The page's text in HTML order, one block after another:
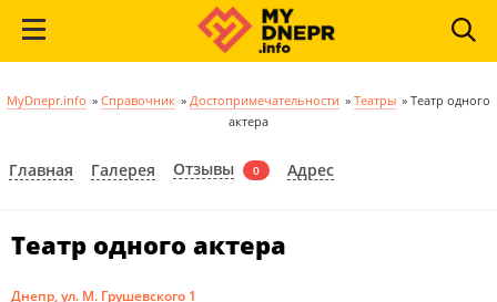
MyDnepr.info » Справочник » Достопримечательности » Театры » Театр одного
актера
Главная Галерея Отзывы 0 Адрес
Театр одного актера
Днепр, ул. М. Грушевского 1